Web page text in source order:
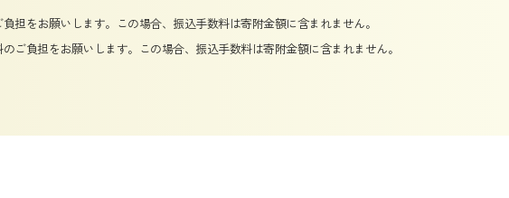
をお願いします。この場合、振込手数料は寄附金額に含まれません。
負担をお願いします。この場合、振込手数料は寄附金額に含まれません。